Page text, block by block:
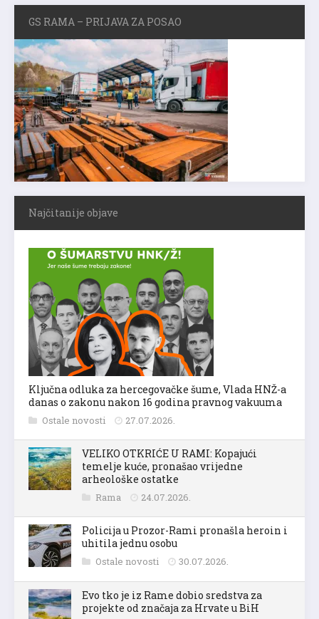
GS RAMA – PRIJAVA ZA POSAO
Najčitanije objave
Ključna odluka za hercegovačke šume, Vlada HNŽ-a
danas o zakonu nakon 16 godina pravnog vakuuma
Ostale novosti 27.07.2026.
VELIKO OTKRIĆE U RAMI: Kopajući
temelje kuće, pronašao vrijedne
arheološke ostatke
Rama 24.07.2026.
Policija u Prozor-Rami pronašla heroin i
uhitila jednu osobu
Ostale novosti 30.07.2026.
Evo tko je iz Rame dobio sredstva za
projekte od značaja za Hrvate u BiH